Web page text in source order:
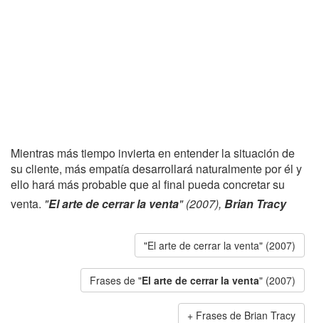
Mientras más tiempo invierta en entender la situación de
su cliente, más empatía desarrollará naturalmente por él y
ello hará más probable que al final pueda concretar su
venta. "El arte de cerrar la venta" (2007), Brian Tracy
"El arte de cerrar la venta" (2007)
Frases de "El arte de cerrar la venta" (2007)
Frases de Brian Tracy